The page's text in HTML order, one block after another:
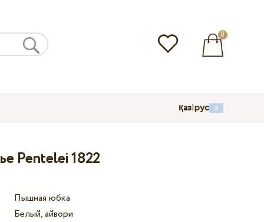
0
қаз|рус
Pentelei 1822
Пышная юбка
Белый, айвори